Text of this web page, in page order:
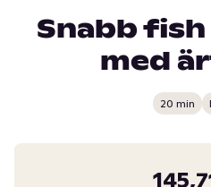
Snabb
med
20 min